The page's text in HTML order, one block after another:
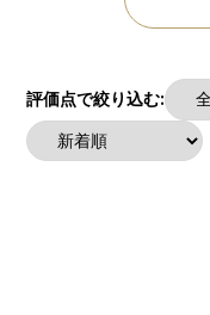
評価点で絞り込む: